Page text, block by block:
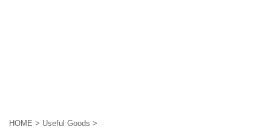
HOME > Useful Goods >